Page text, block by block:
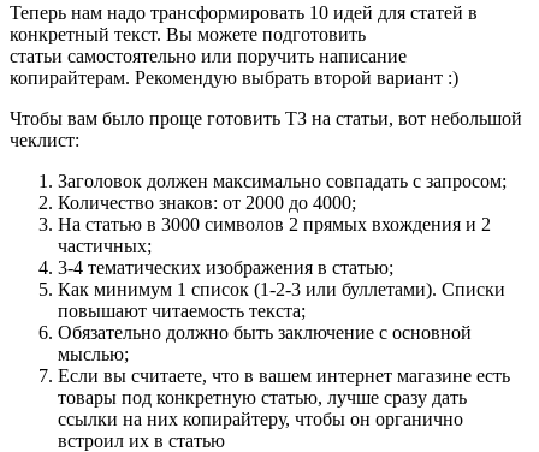
Теперь нам надо трансформировать 10 идей для статей в
конкретный текст. Вы можете подготовить
статьи самостоятельно или поручить написание
копирайтерам. Рекомендую выбрать второй вариант :)
Чтобы вам было проще готовить ТЗ на статьи, вот небольшой
чеклист:
Заголовок должен максимально совпадать с запросом;
Количество знаков: от 2000 до 4000;
На статью в 3000 символов 2 прямых вхождения и 2
частичных;
3-4 тематических изображения в статью;
Как минимум 1 список (1-2-3 или буллетами). Списки
повышают читаемость текста;
Обязательно должно быть заключение с основной
мыслью;
Если вы считаете, что в вашем интернет магазине есть
товары под конкретную статью, лучше сразу дать
ссылки на них копирайтеру, чтобы он органично
встроил их в статью